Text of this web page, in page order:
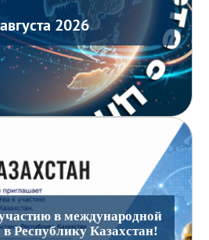
2026
в международной
Республику Казахстан!